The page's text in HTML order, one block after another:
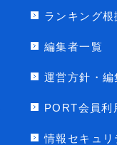
ランキング根
編集者一覧
運営方針・編
PORT会員利
情報セキュリ